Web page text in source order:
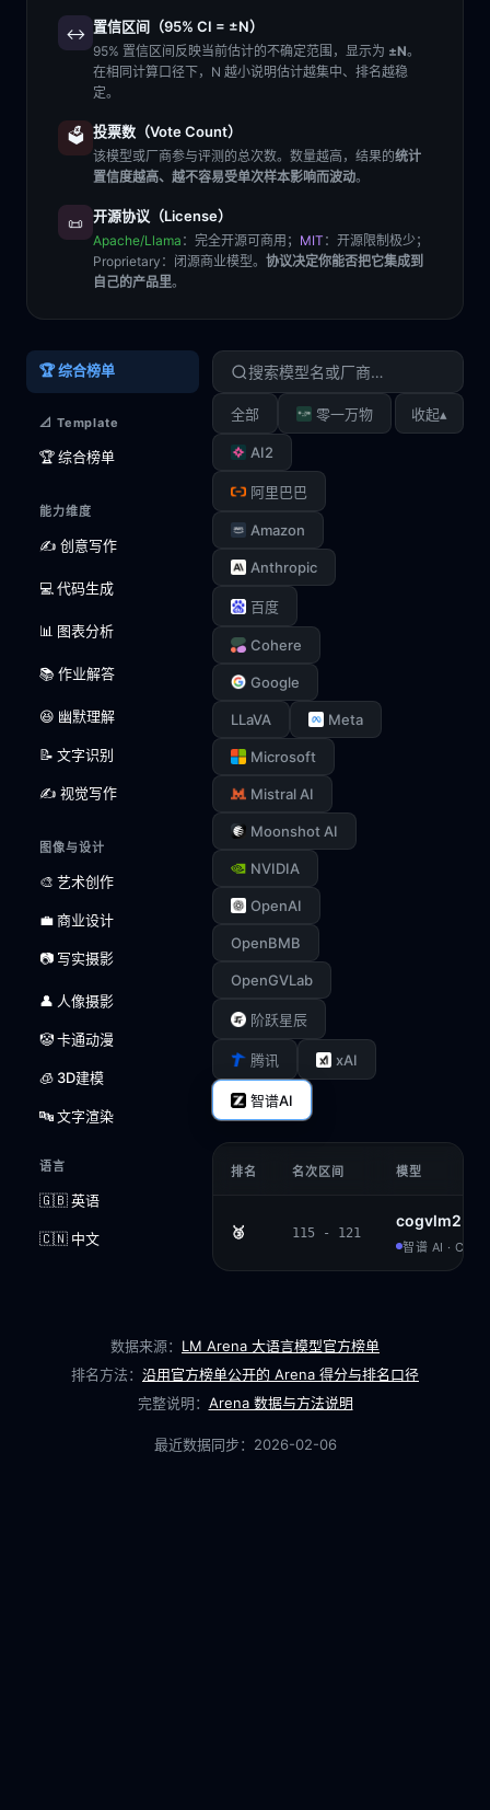
↔️ 置信区间（95% CI = ±N）
95% 置信区间反映当前估计的不确定范围，显示为 ±N。
在相同计算口径下，N 越小说明估计越集中、排名越稳
定。
🗳️ 投票数（Vote Count）
该模型或厂商参与评测的总次数。数量越高，结果的统计
置信度越高、越不容易受单次样本影响而波动。
📜 开源协议（License）
Apache/Llama ：完全开源可商用； MIT ：开源限制极少；
Proprietary ：闭源商业模型。 协议决定你能否把它集成到
自己的产品里。
🏆 综合榜单
📐 Template
🏆 综合榜单
能力维度
✍️ 创意写作
💻 代码生成
📊 图表分析
📚 作业解答
😆 幽默理解
📝 文字识别
✍️ 视觉写作
图像与设计
🎨 艺术创作
💼 商业设计
📷 写实摄影
👤 人像摄影
🤡 卡通动漫
🧊 3D建模
🔤 文字渲染
语言
🇬🇧 英语
🇨🇳 中文
全部 零一万物
AI2
阿里巴巴
Amazon
Anthropic
百度
Cohere
Google
LLaVA Meta
Microsoft
Mistral AI
Moonshot AI
NVIDIA
OpenAI
OpenBMB
OpenGVLab
阶跃星辰
腾讯 xAI
智谱AI
收起▴
排名 名次区间 模型
🥉 115 - 121
cogvlm2-
智谱 AI ·
数据来源： LM Arena 大语言模型官方榜单
排名方法： 沿用官方榜单公开的 Arena 得分与排名口径
完整说明： Arena 数据与方法说明
最近数据同步： 2026-02-06